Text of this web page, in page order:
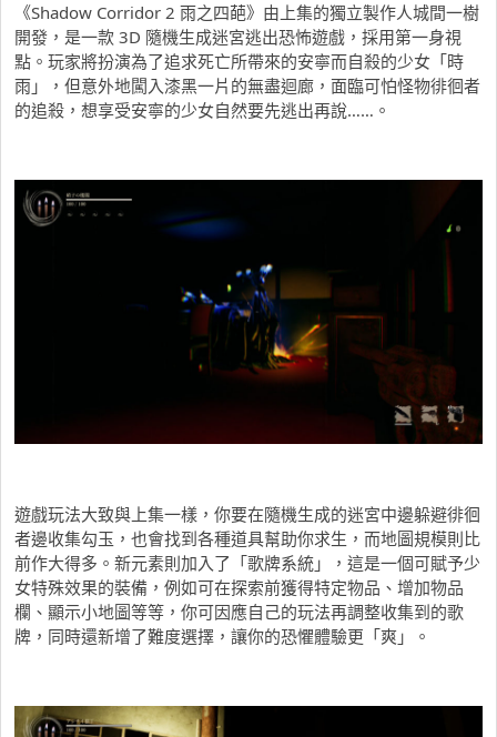
《Shadow Corridor 2 雨之四葩》由上集的獨立製作人城間一樹
開發，是一款 3D 隨機生成迷宮逃出恐怖遊戲，採用第一身視
點。玩家將扮演為了追求死亡所帶來的安寧而自殺的少女「時
雨」，但意外地闖入漆黑一片的無盡迴廊，面臨可怕怪物徘徊者
的追殺，想享受安寧的少女自然要先逃出再說……。
遊戲玩法大致與上集一樣，你要在隨機生成的迷宮中邊躲避徘徊
者邊收集勾玉，也會找到各種道具幫助你求生，而地圖規模則比
前作大得多。新元素則加入了「歌牌系統」，這是一個可賦予少
女特殊效果的裝備，例如可在探索前獲得特定物品、增加物品
欄、顯示小地圖等等，你可因應自己的玩法再調整收集到的歌
牌，同時還新增了難度選擇，讓你的恐懼體驗更「爽」。